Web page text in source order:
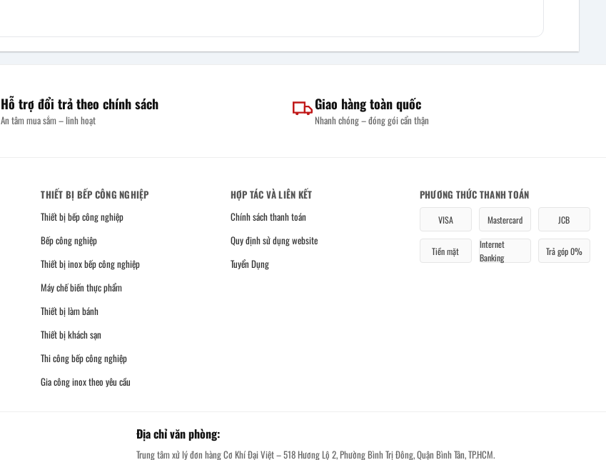
Hỗ trợ đổi trả theo chính sách
An tâm mua sắm – linh hoạt
Giao hàng toàn quốc
Nhanh chóng – đóng gói cẩn thận
THIẾT BỊ BẾP CÔNG NGHIỆP
Thiết bị bếp công nghiệp
Bếp công nghiệp
Thiết bị inox bếp công nghiệp
Máy chế biến thực phẩm
Thiết bị làm bánh
Thiết bị khách sạn
Thi công bếp công nghiệp
Gia công inox theo yêu cầu
HỢP TÁC VÀ LIÊN KẾT
Chính sách thanh toán
Quy định sử dụng website
Tuyển Dụng
PHƯƠNG THỨC THANH TOÁN
VISA Mastercard JCB
Tiền mặt
Internet
Banking
Trả góp 0%
Địa chỉ văn phòng:
Trung tâm xử lý đơn hàng Cơ Khí Đại Việt – 518 Hương Lộ 2, Phường Bình Trị Đông, Quận Bình Tân, TP.HCM.